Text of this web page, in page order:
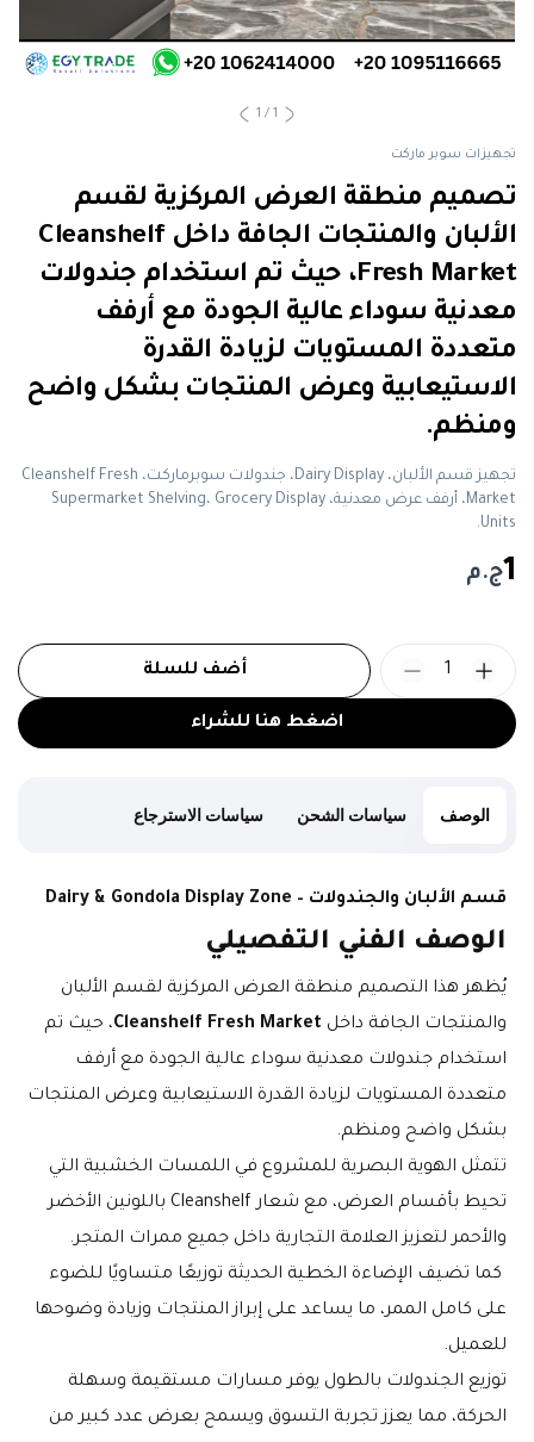
1
/
1
تجهيزات سوبر ماركت
تصميم منطقة العرض المركزية لقسم
الألبان والمنتجات الجافة داخل Cleanshelf
Fresh Market، حيث تم استخدام جندولات
معدنية سوداء عالية الجودة مع أرفف
متعددة المستويات لزيادة القدرة
الاستيعابية وعرض المنتجات بشكل واضح
ومنظم.
تجهيز قسم الألبان، Dairy Display، جندولات سوبرماركت، Cleanshelf Fresh
Market، أرفف عرض معدنية، Supermarket Shelving، Grocery Display
Units.
1ج.م
اضغط هنا للشراء
أضف للسلة 1
الوصف سياسات الشحن سياسات الاسترجاع
قسم الألبان والجندولات – Dairy & Gondola Display Zone
الوصف الفني التفصيلي
والمنتجات الجافة داخل Cleanshelf Fresh Market
بشكل واضح ومنظم.
تحيط بأقسام العرض، مع شعار Cleanshelf باللونين الأخضر
والأحمر لتعزيز العلامة التجارية داخل جميع ممرات المتجر.
للعميل.